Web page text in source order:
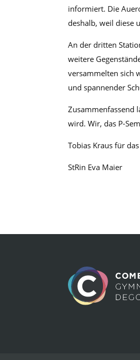
informiert. Die
deshalb, weil diese
An der dritten
weitere
versammelten sich
und spannender
Zusammenfassend
wird. Wir, das P-
Tobias Kraus für
StRin Eva Maier